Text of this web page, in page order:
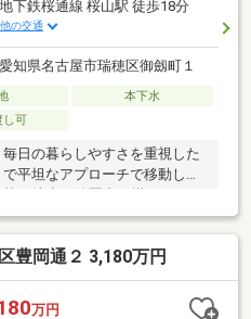
地下鉄桜通線 桜山駅 徒歩18分
の交通
愛知県名古屋市瑞穂区御劔町１
本下水
し可
日の暮らしやすさを重視した
平坦なアプローチで移動しや
路は約7.3mとゆとりがあり、
市ガス対応でランニングコス
、お好みのライフスタイルに
引渡しもスムーズに対応でき
もおすすめ。利便性と住みや
豊岡通２ 3,180万円
万円